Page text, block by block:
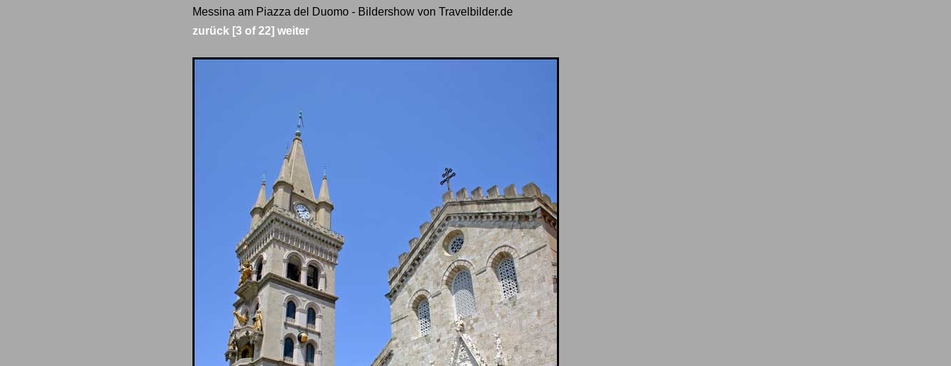
Messina am Piazza del Duomo - Bildershow von Travelbilder.de
zurück [3 of 22] weiter